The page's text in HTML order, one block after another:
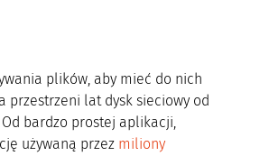
plików, aby mieć do nich
przestrzeni lat dysk sieciowy od
bardzo prostej aplikacji,
używaną przez miliony